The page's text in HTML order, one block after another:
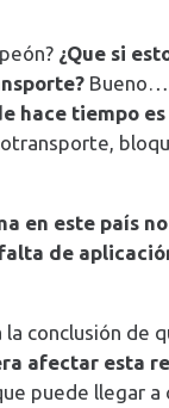
¿Que si
Bueno…
hace tiempo
en este país
de
la conclusión de
afectar esta
puede llegar a